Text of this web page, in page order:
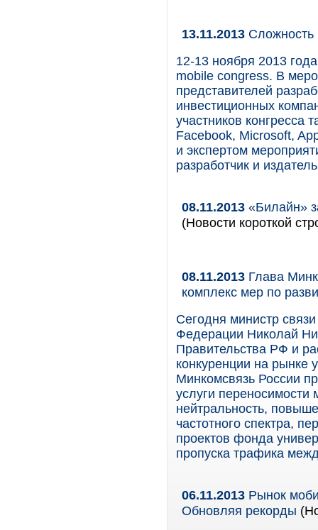
13.11.2013 Сложность
12-13 ноября 2013
mobile congress. В
представителей
инвестиционных
участников конгресса
Facebook, Microsoft,
и экспертом
разработчик и
08.11.2013 «Билайн»
(Новости короткой
08.11.2013 Глава
комплекс мер по
Сегодня министр
Федерации Николай
Правительства РФ и
конкуренции на рынке
Минкомсвязь России
услуги переносимости
нейтральность,
частотного спектра,
проектов фонда
пропуска трафика
06.11.2013 Рынок
Обновляя рекорды